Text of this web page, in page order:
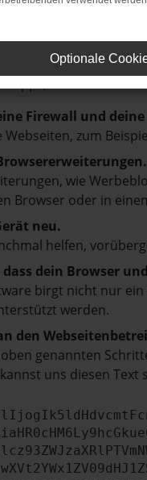
Fehler aufgetreten.
Tipps, die dir helfen
Firewall und
Webseiten, zum
wie
Browser oder in
neu.
helfen,
dass dein Browser
birgt nicht nur
werden.
den
genannten
uns diesen
Optionale